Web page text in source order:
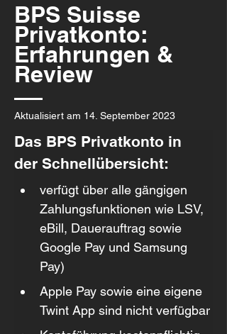
BPS Suisse
Privatkonto:
Erfahrungen &
Review
Aktualisiert am 14. September 2023
Das BPS Privatkonto in
der Schnellübersicht:
verfügt über alle gängigen
Zahlungsfunktionen wie LSV,
eBill, Dauerauftrag sowie
Google Pay und Samsung
Pay)
Apple Pay sowie eine eigene
Twint App sind nicht verfügbar